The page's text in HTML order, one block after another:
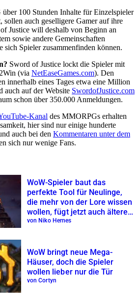
100 Stunden Inhalte für Einzelspieler
auch geselligere Gamer auf ihre
Justice will deshalb von Beginn an
sowie andere Gemeinschaften
sich Spieler zusammenfinden können.
Sword of Justice lockt die Spieler mit
(via NetEaseGames.com). Den
innerhalb eines Tages etwa eine Million
auch auf der Website SwordofJustice.com
schon über 350.000 Anmeldungen.
Kanal des MMORPGs erhalten
hier sind nur einige hunderte
auch bei den Kommentaren unter dem
sich nur wenige Fans.
WoW-Spieler baut das
perfekte Tool für Neulinge,
die mehr von der Lore wissen
wollen, fügt jetzt auch ältere
Erweiterungen hinzu
von Niko Hernes
WoW bringt neue Mega-
Häuser, doch die Spieler
wollen lieber nur die Tür
von Cortyn